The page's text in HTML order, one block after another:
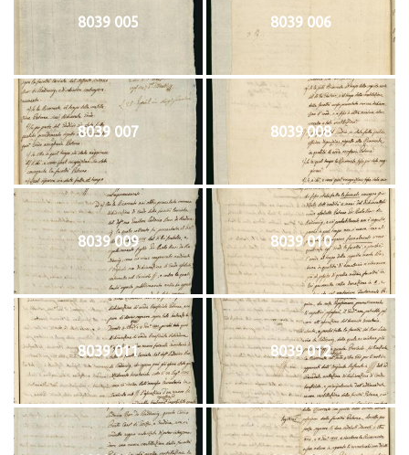
8039 005 8039 006
8039 007 8039 008
8039 009 8039 010
8039 011 8039 012